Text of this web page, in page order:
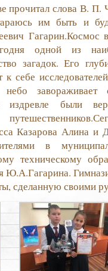
прочитал слова В. П.
им быть и
Гагарин.Космос
одной из
загадок. Его
к себе
небо завораживает
издревле были
Казарова Алина и
в
техническому
Ю.А.Гагарина.
сделанную своими